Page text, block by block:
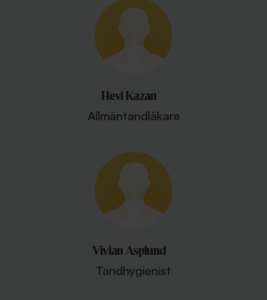
Hevi Kazan
Allmäntandläkare
Vivian Asplund
Tandhygienist